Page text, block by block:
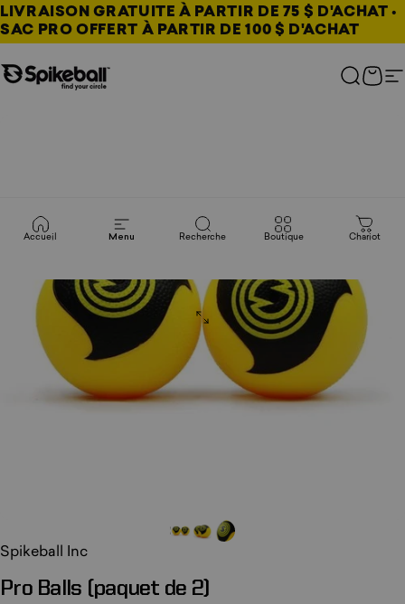
Passer au contenu
LIVRAISON GRATUITE À PARTIR DE 75 $ D'ACHAT •
SAC PRO OFFERT À PARTIR DE 100 $ D'ACHAT
Magasin Spikeball
Accueil Menu Recherche Boutique Chariot
Spikeball Inc
Pro Balls (paquet de 2)